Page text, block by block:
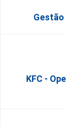
Gestão
KFC -